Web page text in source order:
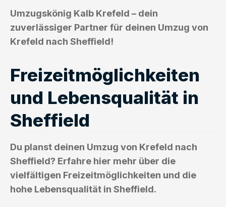
Umzugskönig Kalb Krefeld – dein
zuverlässiger Partner für deinen Umzug von
Krefeld nach Sheffield!
Freizeitmöglichkeiten
und Lebensqualität in
Sheffield
Du planst deinen Umzug von Krefeld nach
Sheffield? Erfahre hier mehr über die
vielfältigen Freizeitmöglichkeiten und die
hohe Lebensqualität in Sheffield.